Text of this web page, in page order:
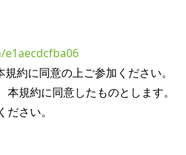
約に同意の上ご参加ください。
規約に同意したものとします。
さい。